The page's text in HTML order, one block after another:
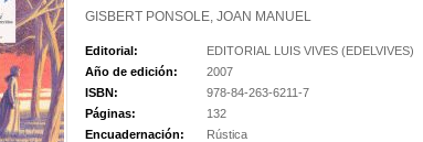
GISBERT PONSOLE, JOAN MANUEL
Editorial:
EDITORIAL LUIS VIVES (EDELVIVES)
Año de edición:
2007
ISBN:
978-84-263-6211-7
Páginas:
132
Encuadernación:
Rústica